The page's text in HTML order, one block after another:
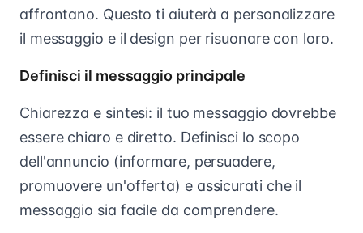
affrontano. Questo ti aiuterà a personalizzare
il messaggio e il design per risuonare con loro.
Definisci il messaggio principale
Chiarezza e sintesi: il tuo messaggio dovrebbe
essere chiaro e diretto. Definisci lo scopo
dell'annuncio (informare, persuadere,
promuovere un'offerta) e assicurati che il
messaggio sia facile da comprendere.